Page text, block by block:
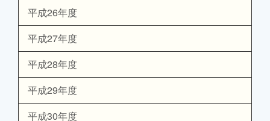
平成26年度
平成27年度
平成28年度
平成29年度
平成30年度